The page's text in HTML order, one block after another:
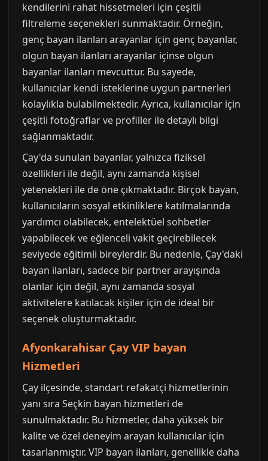
kendilerini rahat hissetmeleri için çeşitli
filtreleme seçenekleri sunmaktadır. Örneğin,
genç bayan ilanları arayanlar için genç bayanlar,
olgun bayan ilanları arayanlar içinse olgun
bayanlar ilanları mevcuttur. Bu sayede,
kullanıcılar kendi isteklerine uygun partnerleri
kolaylıkla bulabilmektedir. Ayrıca, kullanıcılar için
çeşitli fotoğraflar ve profiller ile detaylı bilgi
sağlanmaktadır.
Çay'da sunulan bayanlar, yalnızca fiziksel
özellikleri ile değil, aynı zamanda kişisel
yetenekleri ile de öne çıkmaktadır. Birçok bayan,
kullanıcıların sosyal etkinliklere katılmalarında
yardımcı olabilecek, entelektüel sohbetler
yapabilecek ve eğlenceli vakit geçirebilecek
seviyede eğitimli bireylerdir. Bu nedenle, Çay'daki
bayan ilanları, sadece bir partner arayışında
olanlar için değil, aynı zamanda sosyal
aktivitelere katılacak kişiler için de ideal bir
seçenek oluşturmaktadır.
Afyonkarahisar Çay VIP bayan
Hizmetleri
Çay ilçesinde, standart refakatçi hizmetlerinin
yanı sıra Seçkin bayan hizmetleri de
sunulmaktadır. Bu hizmetler, daha yüksek bir
kalite ve özel deneyim arayan kullanıcılar için
tasarlanmıştır. VIP bayan ilanları, genellikle daha